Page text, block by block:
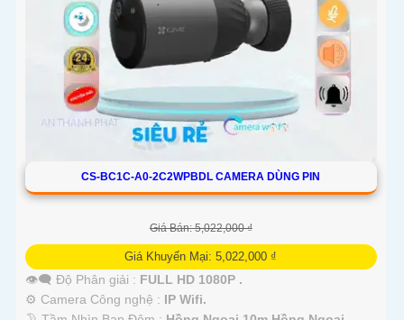
CS-BC1C-A0-2C2WPBDL CAMERA DÙNG PIN
Giá Bán: 5,022,000 ₫
Giá Khuyến Mại: 5,022,000 ₫
👁️‍🗨 Độ Phân giải : FULL HD 1080P .
⚙ Camera Công nghệ : IP Wifi.